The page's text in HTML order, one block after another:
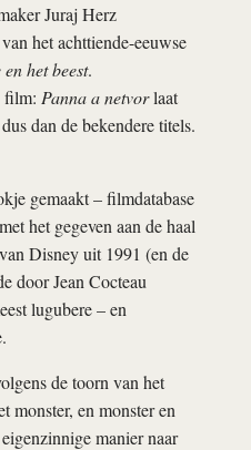
Juraj Herz
het achttiende-­eeuwse
het beest.
film: Panna a netvorlaat
dan de bekendere titels.
gemaakt – filmdatabase
het gegeven aan de haal
Disney uit 1991 (en de
door Jean Cocteau
lugubere – en
de toorn van het
monster, en monster en
manier naar